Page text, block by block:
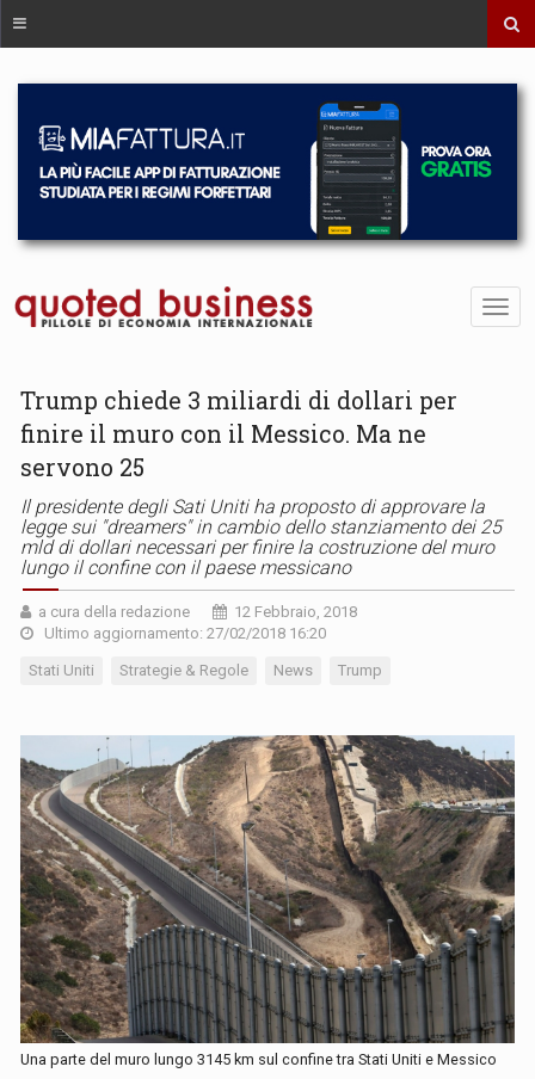
Trump chiede 3 miliardi di dollari per
finire il muro con il Messico. Ma ne
servono 25
Il presidente degli Sati Uniti ha proposto di approvare la
legge sui "dreamers" in cambio dello stanziamento dei 25
mld di dollari necessari per finire la costruzione del muro
lungo il confine con il paese messicano
a cura della redazione
12 Febbraio, 2018
Ultimo aggiornamento: 27/02/2018 16:20
Stati Uniti Strategie & Regole News Trump
Una parte del muro lungo 3145 km sul confine tra Stati Uniti e Messico